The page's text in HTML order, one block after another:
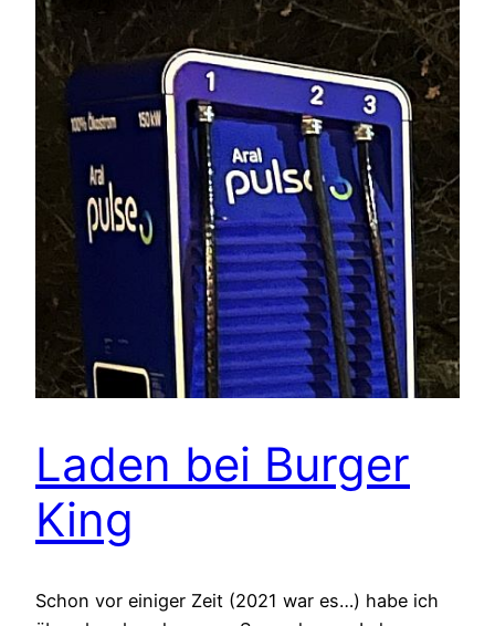
Laden bei Burger
King
Schon vor einiger Zeit (2021 war es…) habe ich